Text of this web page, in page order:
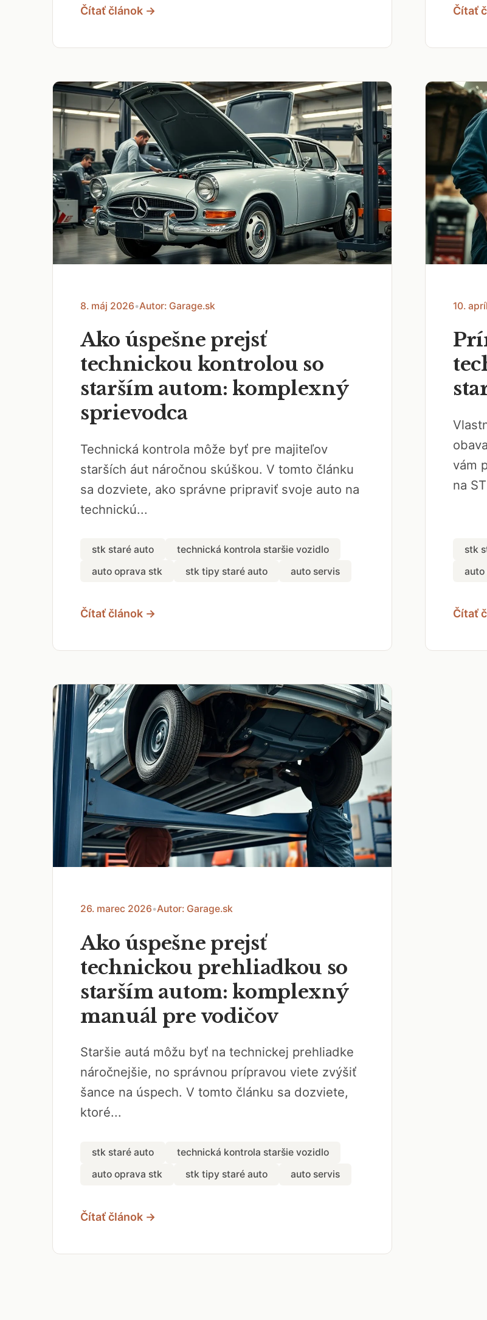
Čítať článok → Čítať
8. máj 2026•Autor: Garage.sk
Ako úspešne prejsť
technickou kontrolou so
starším autom: komplexný
sprievodca
Technická kontrola môže byť pre majiteľov
starších áut náročnou skúškou. V tomto článku
sa dozviete, ako správne pripraviť svoje auto na
technickú...
stk staré auto
technická kontrola staršie vozidlo
auto oprava stk
stk tipy staré auto auto servis
Čítať článok →
10.
vám
na
stk
auto
Čítať
26. marec 2026•Autor: Garage.sk
Ako úspešne prejsť
technickou prehliadkou so
starším autom: komplexný
manuál pre vodičov
Staršie autá môžu byť na technickej prehliadke
náročnejšie, no správnou prípravou viete zvýšiť
šance na úspech. V tomto článku sa dozviete,
ktoré...
stk staré auto
technická kontrola staršie vozidlo
auto oprava stk
stk tipy staré auto auto servis
Čítať článok →